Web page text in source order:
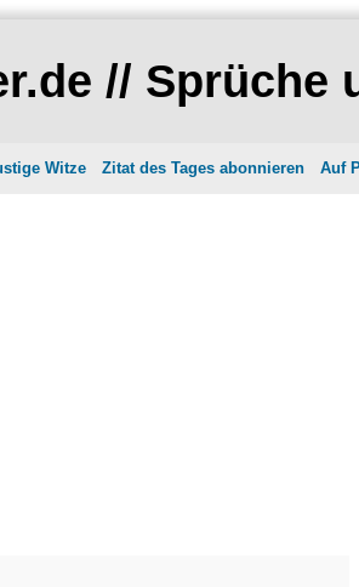
// Sprüche
Witze Zitat des Tages abonnieren Auf